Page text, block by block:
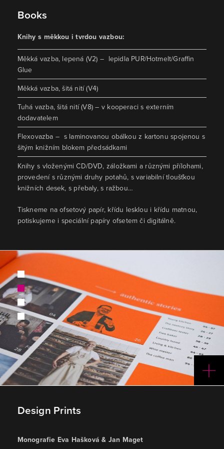
Books
Knihy s měkkou i tvrdou vazbou:
Měkká vazba, lepená (V2) – lepidla PUR/Hotmelt/Graffin
Glue
Měkká vazba, šitá nití (V4)
Tuhá vazba, šitá nití (V8) – v kooperaci s externím
dodavatelem
Flexovazba – s laminovanou obálkou z kartonu spojenou s
šitým knižním blokem předsádkami
Knihy s vloženými CD/DVD, záložkami a různými přílohami,
provedení s různými druhy potahů, s variabilní tloušťkou
knižních desek, s přebaly, s ražbou…
Tiskneme na ofsetový papír, křídu lesklou i křídu matnou,
potiskujeme i speciální papíry ofsetem či digitálně.
1
2
3
4
Design Prints
Monografie Eva Hašková & Jan Maget